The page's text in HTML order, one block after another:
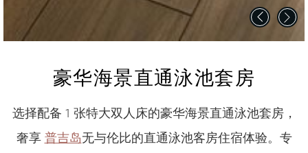
豪华海景直通泳池套房
选择配备 1 张特大双人床的豪华海景直通泳池套房，
奢享普吉岛无与伦比的直通泳池客房住宿体验。专